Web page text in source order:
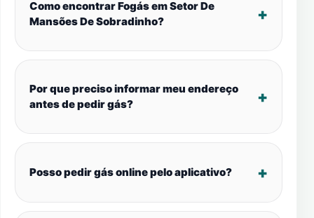
Como encontrar Fogás em Setor De
Mansões De Sobradinho?
Por que preciso informar meu endereço
antes de pedir gás?
Posso pedir gás online pelo aplicativo?